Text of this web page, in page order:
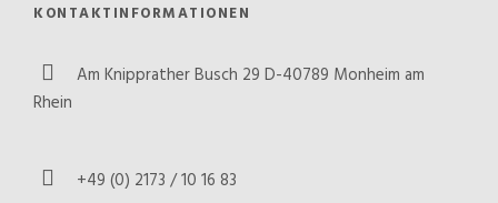
KONTAKTINFORMATIONEN
Am Knipprather Busch 29 D-40789 Monheim am
Rhein
+49 (0) 2173 / 10 16 83